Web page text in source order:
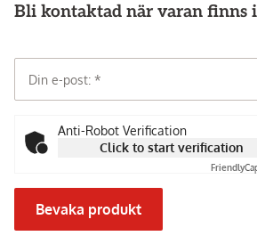
Bli kontaktad när varan finns
Din e-post:
Anti-Robot Verification
Click to start verification
Friendly
Bevaka produkt